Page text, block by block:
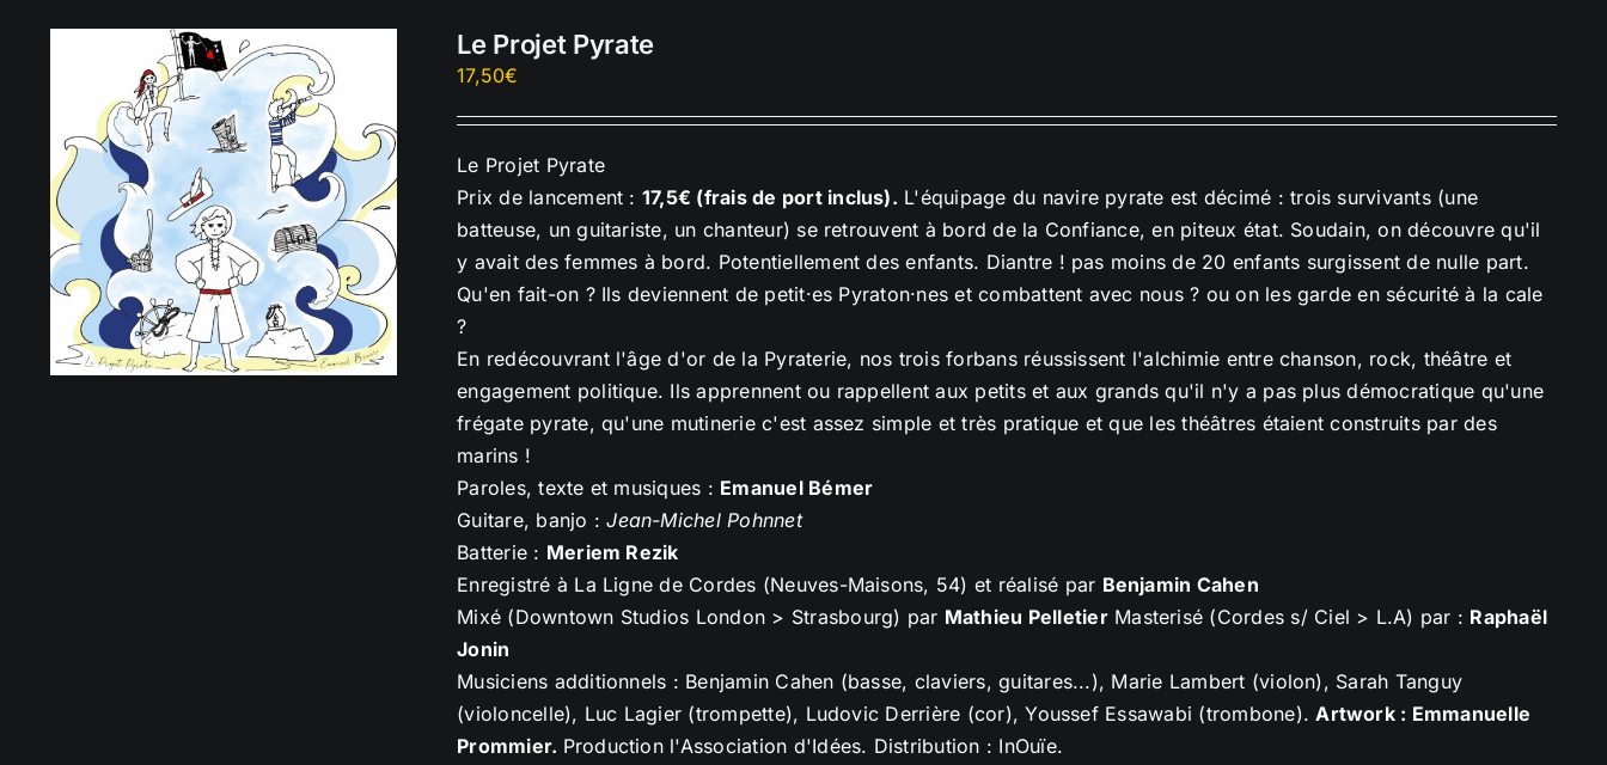
Le Projet Pyrate
17,50€
Le Projet Pyrate
Prix de lancement : 17,5€ (frais de port inclus). L'équipage du navire pyrate est décimé : trois survivants (une
batteuse, un guitariste, un chanteur) se retrouvent à bord de la Confiance, en piteux état. Soudain, on découvre qu'il
y avait des femmes à bord. Potentiellement des enfants. Diantre ! pas moins de 20 enfants surgissent de nulle part.
Qu'en fait-on ? Ils deviennent de petit·es Pyraton·nes et combattent avec nous ? ou on les garde en sécurité à la cale
?
En redécouvrant l'âge d'or de la Pyraterie, nos trois forbans réussissent l'alchimie entre chanson, rock, théâtre et
engagement politique. Ils apprennent ou rappellent aux petits et aux grands qu'il n'y a pas plus démocratique qu'une
frégate pyrate, qu'une mutinerie c'est assez simple et très pratique et que les théâtres étaient construits par des
marins !
Paroles, texte et musiques : Emanuel Bémer
Guitare, banjo :Jean-Michel Pohnnet
Batterie : Meriem Rezik
Enregistré à La Ligne de Cordes (Neuves-Maisons, 54) et réalisé par Benjamin Cahen
Mixé (Downtown Studios London > Strasbourg) par Mathieu PelletierMasterisé (Cordes s/ Ciel > L.A) par : Raphaël
Jonin
Musiciens additionnels : Benjamin Cahen (basse, claviers, guitares...), Marie Lambert (violon), Sarah Tanguy
(violoncelle), Luc Lagier (trompette), Ludovic Derrière (cor), Youssef Essawabi (trombone).Artwork : Emmanuelle
Prommier. Production l'Association d'Idées. Distribution : InOuïe.